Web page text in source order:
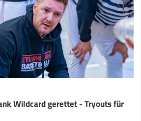
Wildcard gerettet - Tryouts für